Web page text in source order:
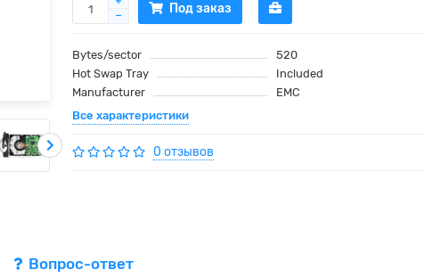
Под заказ
Bytes/sector
520
Hot Swap Tray
Included
Manufacturer
EMC
Все характеристики
0 отзывов
Вопрос-ответ